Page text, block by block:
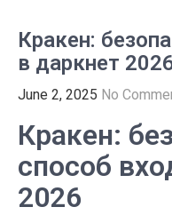
Кракен:
в даркнет
June 2, 2025 No
Кракен:
способ
2026